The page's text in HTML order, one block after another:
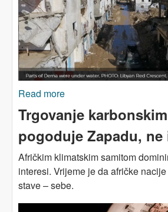
Read more
klimatske krize
Trgovanje
pogoduje Zapadu,
Afričkim klimatskim samitom
interesi. Vrijeme je da afričke
stave – sebe.